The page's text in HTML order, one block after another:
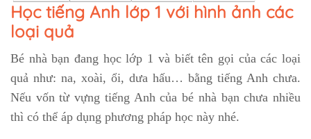
Học tiếng Anh lớp 1 với hình ảnh các
loại quả
Bé nhà bạn đang học lớp 1 và biết tên gọi của các loại
quả như: na, xoài, ổi, dưa hấu… bằng tiếng Anh chưa.
Nếu vốn từ vựng tiếng Anh của bé nhà bạn chưa nhiều
thì có thể áp dụng phương pháp học này nhé.